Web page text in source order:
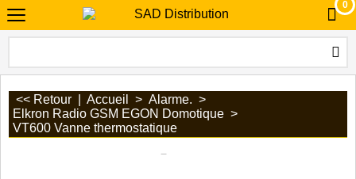
0
<< Retour Accueil > Alarme. >
Elkron Radio GSM EGON Domotique >
VT600 Vanne thermostatique